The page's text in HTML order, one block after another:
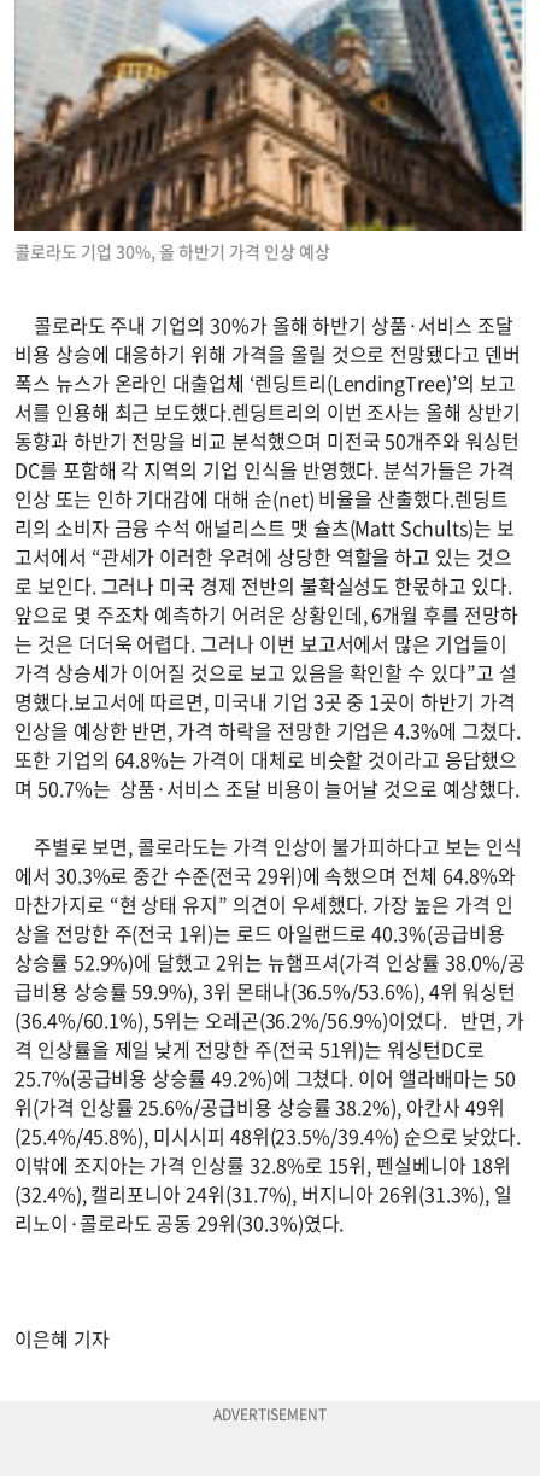
콜로라도 기업 30%, 올 하반기 가격 인상 예상
콜로라도 주내 기업의 30%가 올해 하반기 상품·서비스 조달
비용 상승에 대응하기 위해 가격을 올릴 것으로 전망됐다고 덴버
폭스 뉴스가 온라인 대출업체 ‘렌딩트리(LendingTree)’의 보고
서를 인용해 최근 보도했다.렌딩트리의 이번 조사는 올해 상반기
동향과 하반기 전망을 비교 분석했으며 미전국 50개주와 워싱턴
DC를 포함해 각 지역의 기업 인식을 반영했다. 분석가들은 가격
인상 또는 인하 기대감에 대해 순(net) 비율을 산출했다.렌딩트
리의 소비자 금융 수석 애널리스트 맷 슐츠(Matt Schults)는 보
고서에서 “관세가 이러한 우려에 상당한 역할을 하고 있는 것으
로 보인다. 그러나 미국 경제 전반의 불확실성도 한몫하고 있다.
앞으로 몇 주조차 예측하기 어려운 상황인데, 6개월 후를 전망하
는 것은 더더욱 어렵다. 그러나 이번 보고서에서 많은 기업들이
가격 상승세가 이어질 것으로 보고 있음을 확인할 수 있다”고 설
명했다.보고서에 따르면, 미국내 기업 3곳 중 1곳이 하반기 가격
인상을 예상한 반면, 가격 하락을 전망한 기업은 4.3%에 그쳤다.
또한 기업의 64.8%는 가격이 대체로 비슷할 것이라고 응답했으
며 50.7%는 상품·서비스 조달 비용이 늘어날 것으로 예상했다.
주별로 보면, 콜로라도는 가격 인상이 불가피하다고 보는 인식
에서 30.3%로 중간 수준(전국 29위)에 속했으며 전체 64.8%와
마찬가지로 “현 상태 유지” 의견이 우세했다. 가장 높은 가격 인
상을 전망한 주(전국 1위)는 로드 아일랜드로 40.3%(공급비용
상승률 52.9%)에 달했고 2위는 뉴햄프셔(가격 인상률 38.0%/공
급비용 상승률 59.9%), 3위 몬태나(36.5%/53.6%), 4위 워싱턴
(36.4%/60.1%), 5위는 오레곤(36.2%/56.9%)이었다. 반면, 가
격 인상률을 제일 낮게 전망한 주(전국 51위)는 워싱턴DC로
25.7%(공급비용 상승률 49.2%)에 그쳤다. 이어 앨라배마는 50
위(가격 인상률 25.6%/공급비용 상승률 38.2%), 아칸사 49위
(25.4%/45.8%), 미시시피 48위(23.5%/39.4%) 순으로 낮았다.
이밖에 조지아는 가격 인상률 32.8%로 15위, 펜실베니아 18위
(32.4%), 캘리포니아 24위(31.7%), 버지니아 26위(31.3%), 일
리노이·콜로라도 공동 29위(30.3%)였다.
이은혜 기자